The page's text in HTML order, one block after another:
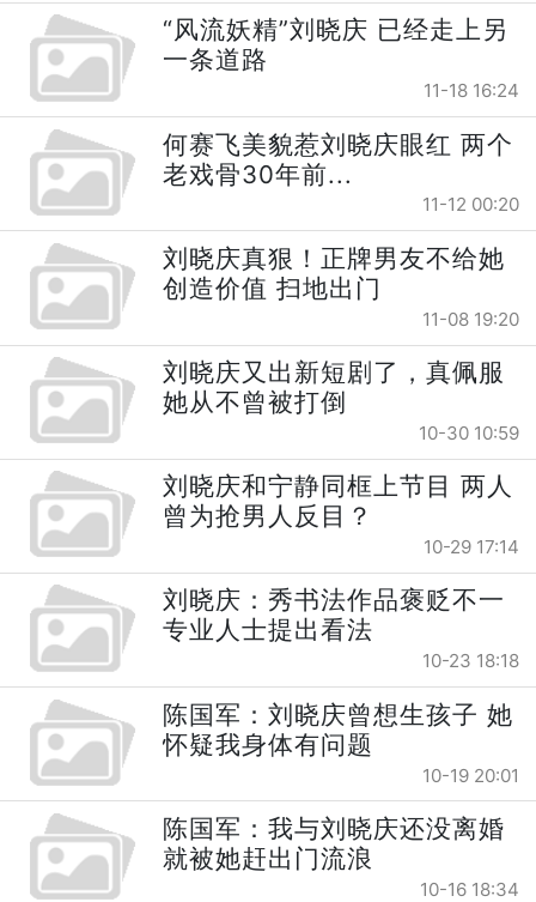
“风流妖精”刘晓庆 已经走上另
一条道路
11-18 16:24
何赛飞美貌惹刘晓庆眼红 两个
老戏骨30年前...
11-12 00:20
刘晓庆真狠！正牌男友不给她
创造价值 扫地出门
11-08 19:20
刘晓庆又出新短剧了，真佩服
她从不曾被打倒
10-30 10:59
刘晓庆和宁静同框上节目 两人
曾为抢男人反目？
10-29 17:14
刘晓庆：秀书法作品褒贬不一
专业人士提出看法
10-23 18:18
陈国军：刘晓庆曾想生孩子 她
怀疑我身体有问题
10-19 20:01
陈国军：我与刘晓庆还没离婚
就被她赶出门流浪
10-16 18:34